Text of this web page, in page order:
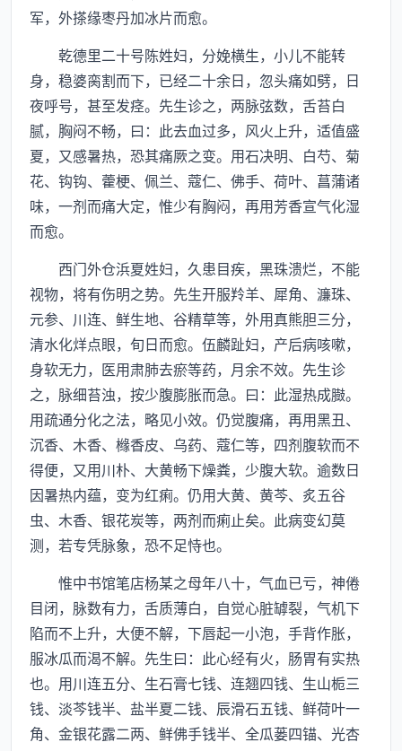
军，外搽缘枣丹加冰片而愈。
乾德里二十号陈姓妇，分娩横生，小儿不能转
身，稳婆脔割而下，已经二十余日，忽头痛如劈，日
夜呼号，甚至发痉。先生诊之，两脉弦数，舌苔白
腻，胸闷不畅，曰：此去血过多，风火上升，适值盛
夏，又感暑热，恐其痛厥之变。用石决明、白芍、菊
花、钩钩、藿梗、佩兰、蔻仁、佛手、荷叶、菖蒲诸
味，一剂而痛大定，惟少有胸闷，再用芳香宣气化湿
而愈。
西门外仓浜夏姓妇，久患目疾，黑珠溃烂，不能
视物，将有伤明之势。先生开服羚羊、犀角、濂珠、
元参、川连、鲜生地、谷精草等，外用真熊胆三分，
清水化烊点眼，旬日而愈。伍麟趾妇，产后病咳嗽，
身软无力，医用肃肺去瘀等药，月余不效。先生诊
之，脉细苔浊，按少腹膨胀而急。曰：此湿热成臌。
用疏通分化之法，略见小效。仍觉腹痛，再用黑丑、
沉香、木香、橼香皮、乌药、蔻仁等，四剂腹软而不
得便，又用川朴、大黄畅下燥粪，少腹大软。逾数日
因暑热内蕴，变为红痢。仍用大黄、黄芩、炙五谷
虫、木香、银花炭等，两剂而痢止矣。此病变幻莫
测，若专凭脉象，恐不足恃也。
惟中书馆笔店杨某之母年八十，气血已亏，神倦
目闭，脉数有力，舌质薄白，自觉心脏罅裂，气机下
陷而不上升，大便不解，下唇起一小泡，手背作胀，
服冰瓜而渴不解。先生曰：此心经有火，肠胃有实热
也。用川连五分、生石膏七钱、连翘四钱、生山栀三
钱、淡芩钱半、盐半夏二钱、辰滑石五钱、鲜荷叶一
角、金银花露二两、鲜佛手钱半、全瓜蒌四锚、光杏